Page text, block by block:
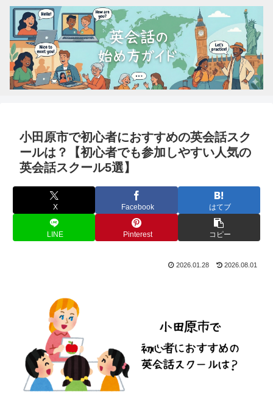
小田原市で初心者におすすめの英会話スク
ールは？【初心者でも参加しやすい人気の
英会話スクール5選】
X Facebook はてブ
LINE Pinterest コピー
2026.01.28 2026.08.01